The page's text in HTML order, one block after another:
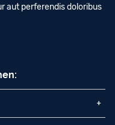
aut perferendis doloribus